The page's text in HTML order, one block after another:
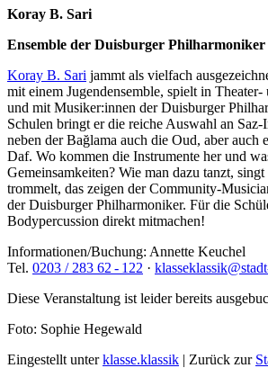
Koray B. Sari
Ensemble der Duisburger Philharmoniker
Koray B. Sari jammt als vielfach
mit einem Jugend­ensemble, spielt in
und mit Musiker:innen der Duisburger
Schulen bringt er die reiche Auswahl an Saz-
neben der Bağlama auch die Oud, aber auch
Daf. Wo kommen die Instrumente her und
Gemeinsam­keiten? Wie man dazu tanzt,
trommelt, das zeigen der Community-
der Duisburger Philharmoniker. Für die
Bodypercussion direkt mitmachen!
Informationen/Buchung: Annette Keuchel
Tel. 0203 / 283 62 - 122 ·
Diese Veranstaltung ist leider bereits
Foto: Sophie Hegewald
Eingestellt unterklasse.klassik | Zurück zur